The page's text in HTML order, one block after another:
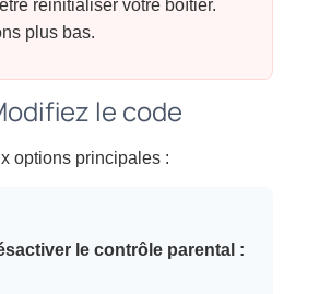
réinitialiser votre boîtier.
plus bas.
le code
options principales :
le contrôle parental :